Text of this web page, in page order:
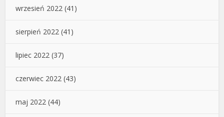
wrzesień 2022 (41)
sierpień 2022 (41)
lipiec 2022 (37)
czerwiec 2022 (43)
maj 2022 (44)